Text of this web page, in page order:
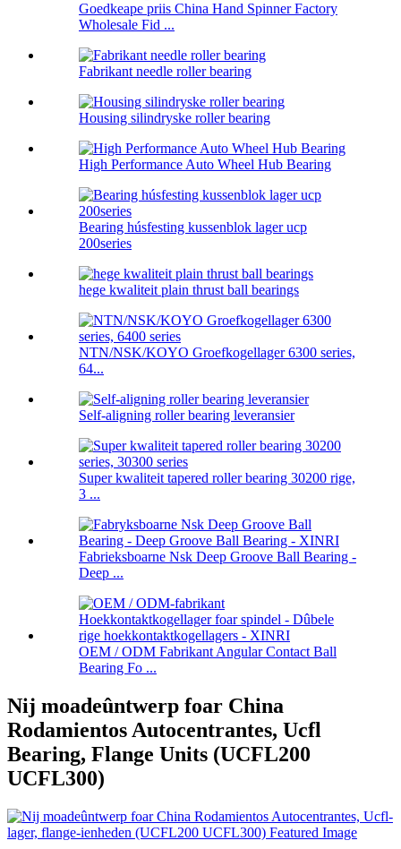
Goedkeape priis China Hand Spinner Factory
Wholesale Fid ...
Fabrikant needle roller bearing
Housing silindryske roller bearing
High Performance Auto Wheel Hub Bearing
Bearing húsfesting kussenblok lager ucp
200series
hege kwaliteit plain thrust ball bearings
NTN/NSK/KOYO Groefkogellager 6300 series,
64...
Self-aligning roller bearing leveransier
Super kwaliteit tapered roller bearing 30200 rige,
3 ...
Fabrieksboarne Nsk Deep Groove Ball Bearing -
Deep ...
OEM / ODM Fabrikant Angular Contact Ball
Bearing Fo ...
Nij moadeûntwerp foar China
Rodamientos Autocentrantes, Ucfl
Bearing, Flange Units (UCFL200
UCFL300)